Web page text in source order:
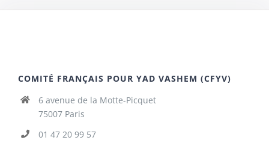
COMITÉ FRANÇAIS POUR YAD VASHEM (CFYV)
6 avenue de la Motte-Picquet
75007 Paris
01 47 20 99 57